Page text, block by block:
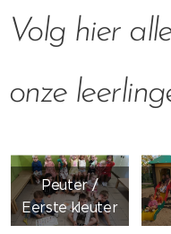
Volg hier
onze
Peuter /
Eerste kleuter